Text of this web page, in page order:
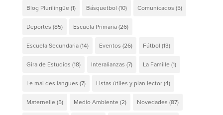
Blog Plurilingüe (1) Básquetbol (10) Comunicados (5)
Deportes (85) Escuela Primaria(26)
Escuela Secundaria(14) Eventos (26) Fútbol (13)
Gira de Estudios (18) Interalianzas (7) La Famille (1)
Le mai des langues (7) Listas útiles y plan lector(4)
Maternelle (5) Medio Ambiente (2) Novedades (87)